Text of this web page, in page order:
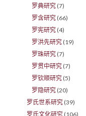
罗典研究 (7)
罗含研究 (66)
罗宪研究 (4)
罗洪先研究 (19)
罗珠研究 (7)
罗贯中研究 (7)
罗钦顺研究 (5)
罗隐研究 (20)
罗氏世系研究 (39)
罗氏文化研究 (106)